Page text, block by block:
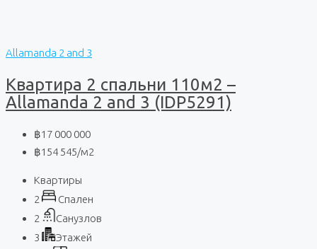
Allamanda 2 and 3
Квартира 2 спальни 110м2 –
Allamanda 2 and 3 (IDP5291)
฿17 000 000
฿154 545/м2
Квартиры
2
Спален
2
Санузлов
3
Этажей